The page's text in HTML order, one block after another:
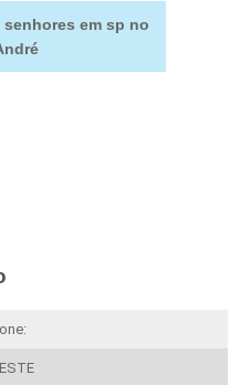
em sp no